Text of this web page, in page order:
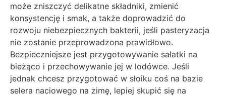
może zniszczyć delikatne składniki, zmienić
konsystencję i smak, a także doprowadzić do
rozwoju niebezpiecznych bakterii, jeśli pasteryzacja
nie zostanie przeprowadzona prawidłowo.
Bezpieczniejsze jest przygotowywanie sałatki na
bieżąco i przechowywanie jej w lodówce. Jeśli
jednak chcesz przygotować w słoiku coś na bazie
selera naciowego na zimę, lepiej skupić się na